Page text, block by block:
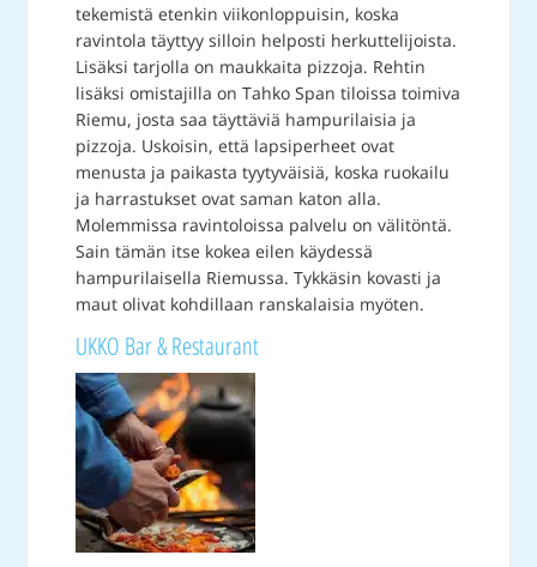
tekemistä etenkin viikonloppuisin, koska
ravintola täyttyy silloin helposti herkuttelijoista.
Lisäksi tarjolla on maukkaita pizzoja. Rehtin
lisäksi omistajilla on Tahko Span tiloissa toimiva
Riemu, josta saa täyttäviä hampurilaisia ja
pizzoja. Uskoisin, että lapsiperheet ovat
menusta ja paikasta tyytyväisiä, koska ruokailu
ja harrastukset ovat saman katon alla.
Molemmissa ravintoloissa palvelu on välitöntä.
Sain tämän itse kokea eilen käydessä
hampurilaisella Riemussa. Tykkäsin kovasti ja
maut olivat kohdillaan ranskalaisia myöten.
UKKO Bar & Restaurant